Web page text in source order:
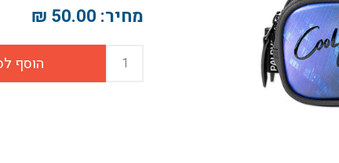
מחיר: 50.00 ₪